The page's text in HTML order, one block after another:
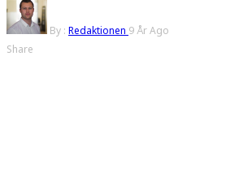
By : Redaktionen 9 År Ago
Share